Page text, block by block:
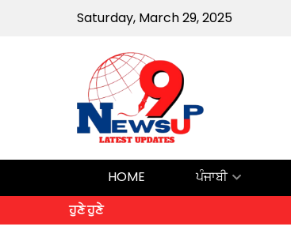
Saturday, March 29, 2025
HOME ਪੰਜਾਬੀ
ਹੁਣੇ ਹੁਣੇ